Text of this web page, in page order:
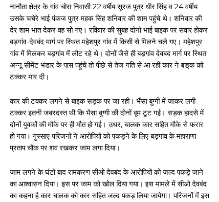
नानौता क्षेत्र के गांव चोरा निवासी 22 वर्षीय सूरज पुत्र धीर सिंह व 24 वर्षीय
उसके चचेरे भाई पंकज पुत्र महक सिंह शनिवार की शाम पहुंचे थे। शनिवार की
देर शाम भात देकर वह सो गए। रविवार की सुबह दोनों भाई बाइक पर सवार होकर
बड़गांव-देवबंद मार्ग पर स्थित महेशपुर गांव में किसी से मिलने चले गए। महेशपुर
गांव में मिलकर बड़गांव में लौट रहे थे। दोनों जैसे ही बड़गांव देवबद मार्ग पर स्थित
अन्नू सीमेंट भंडार के पास पहुंचे तो पीछे से तेज गति से आ रही कार ने बाइक को
टक्कर मार दी।
कार की टक्कर लगने से बाइक सड़क पर जा रही। भैंसा बुग्गी में जाकर लगी
टक्कर इतनी जबरदस्त थी कि भैसा बुग्गी की दोनों बूम टूट गई। सड़क हादसे में
दोनों युवकों की मौके पर ही मौत हो गई। उधर, चालक कार सहित मौके से फरार
हो गया। गुस्साए परिजनों ने आरोपियों को पकड़ने के लिए बड़गांव के महाराणा
प्रताप चौक पर शव रखकर जाम लगा दिया।
जाम लगने के घंटों बाद रामकरण सीओ देवबंद के आरोपियों को जल्द पकड़े जाने
का आश्वासन दिया। इस पर जाम को खोल दिया गया। इस मामले में सीओ देवबंद
का कहना है कार चालक को कार सहित जल्द पकड़ लिया जायेगा। परिजनों में इस